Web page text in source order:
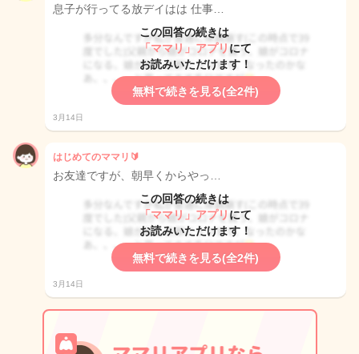
息子が行ってる放デイはは 仕事…
この回答の続きは
「ママリ」アプリ にて
お読みいただけます！
無料で続きを見る(全2件)
3月14日
はじめてのママリ🔰
お友達ですが、朝早くからやっ…
この回答の続きは
「ママリ」アプリ にて
お読みいただけます！
無料で続きを見る(全2件)
3月14日